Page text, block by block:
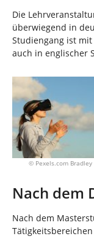
Die
überwiegend in
Studiengang ist
auch in englischer
© Pexels.com Bradley
Nach dem
Nach dem